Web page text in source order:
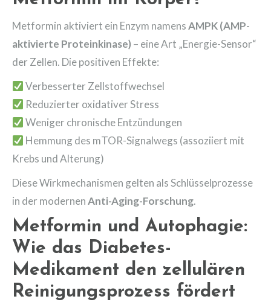
Metformin aktiviert ein Enzym namensAMPK (AMP-
aktivierte Proteinkinase) – eine Art „Energie-Sensor“
der Zellen. Die positiven Effekte:
Verbesserter Zellstoffwechsel
Reduzierter oxidativer Stress
Weniger chronische Entzündungen
Hemmung des mTOR-Signalwegs (assoziiert mit
Krebs und Alterung)
Diese Wirkmechanismen gelten als Schlüsselprozesse
in der modernenAnti-Aging-Forschung.
Metformin und Autophagie:
Wie das Diabetes-
Medikament den zellulären
Reinigungsprozess fördert